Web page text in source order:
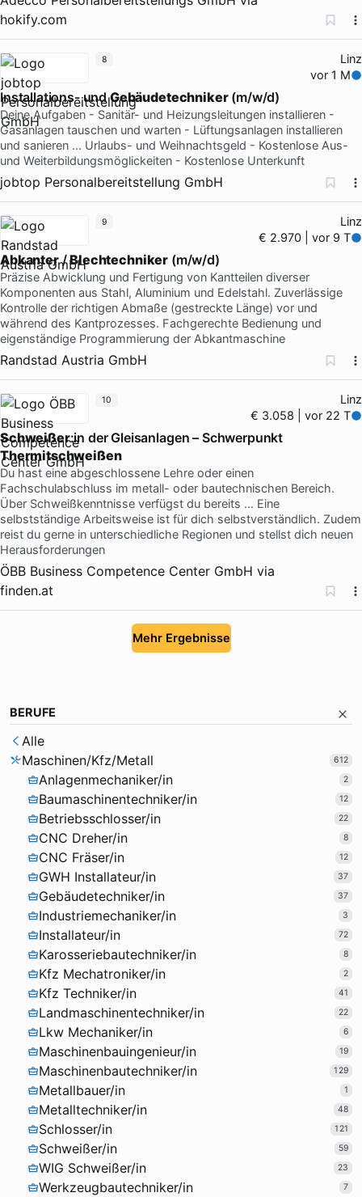
hokify.com
Linz
vor 1 M
Installations- undGebäudetechniker(m/w/d)
Deine Aufgaben - Sanitär- und Heizungsleitungen installieren -
Gasanlagen tauschen und warten - Lüftungsanlagen installieren
und sanieren … Urlaubs- und Weihnachtsgeld - Kostenlose Aus-
und Weiterbildungsmöglickeiten - Kostenlose Unterkunft
jobtop Personalbereitstellung GmbH
8
Linz
€ 2.970 | vor 9 T
Abkanter/Blechtechniker (m/w/d)
Präzise Abwicklung und Fertigung von Kantteilen diverser
Komponenten aus Stahl, Aluminium und Edelstahl. Zuverlässige
Kontrolle der richtigen Abmaße (gestreckte Länge) vor und
während des Kantprozesses. Fachgerechte Bedienung und
eigenständige Programmierung der Abkantmaschine
Randstad Austria GmbH
9
Linz
€ 3.058 | vor 22 T
Schweißer:in der Gleisanlagen – Schwerpunkt
Thermitschweißen
Du hast eine abgeschlossene Lehre oder einen
Fachschulabschluss im metall- oder bautechnischen Bereich.
Über Schweißkenntnisse verfügst du bereits … Eine
selbstständige Arbeitsweise ist für dich selbstverständlich. Zudem
reist du gerne in unterschiedliche Regionen und stellst dich neuen
Herausforderungen
ÖBB Business Competence Center GmbH via
finden.at
10
Mehr Ergebnisse
BERUFE
Alle
Maschinen/Kfz/Metall
612
Anlagenmechaniker/in 2
Baumaschinentechniker/in 12
Betriebsschlosser/in 22
CNC Dreher/in 8
CNC Fräser/in 12
GWH Installateur/in 37
Gebäudetechniker/in 37
Industriemechaniker/in 3
Installateur/in 72
Karosseriebautechniker/in 8
Kfz Mechatroniker/in 2
Kfz Techniker/in 41
Landmaschinentechniker/in 22
Lkw Mechaniker/in 6
Maschinenbauingenieur/in 19
Maschinenbautechniker/in 129
Metallbauer/in 1
Metalltechniker/in 48
Schlosser/in 121
Schweißer/in 59
WIG Schweißer/in 23
Werkzeugbautechniker/in 7